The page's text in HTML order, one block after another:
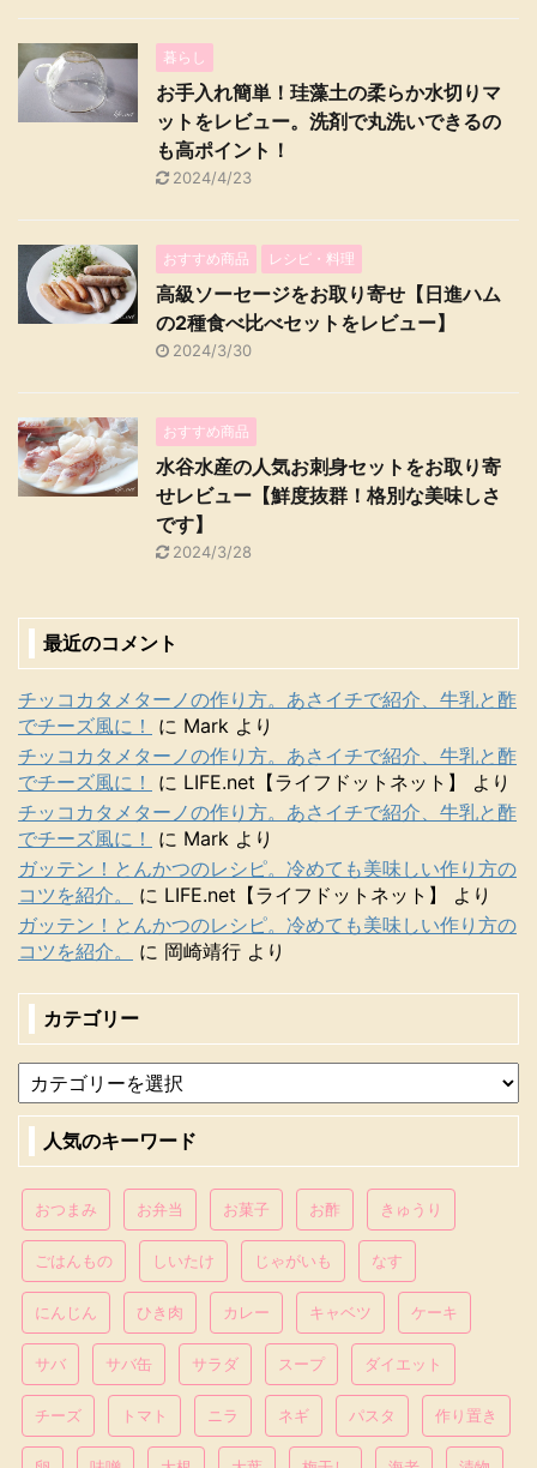
暮らし
お手入れ簡単！珪藻土の柔らか水切りマ
ットをレビュー。洗剤で丸洗いできるの
も高ポイント！
2024/4/23
おすすめ商品 レシピ・料理
高級ソーセージをお取り寄せ【日進ハム
の2種食べ比べセットをレビュー】
2024/3/30
おすすめ商品
水谷水産の人気お刺身セットをお取り寄
せレビュー【鮮度抜群！格別な美味しさ
です】
2024/3/28
最近のコメント
チッコカタメターノの作り方。あさイチで紹介、牛乳と酢
でチーズ風に！
に Mark より
チッコカタメターノの作り方。あさイチで紹介、牛乳と酢
でチーズ風に！
に LIFE.net【ライフドットネット】
より
チッコカタメターノの作り方。あさイチで紹介、牛乳と酢
でチーズ風に！
に Mark より
ガッテン！とんかつのレシピ。冷めても美味しい作り方の
コツを紹介。
に LIFE.net【ライフドットネット】
より
ガッテン！とんかつのレシピ。冷めても美味しい作り方の
コツを紹介。
に 岡崎靖行 より
カテゴリー
人気のキーワード
おつまみ お弁当 お菓子 お酢 きゅうり
ごはんもの しいたけ じゃがいも なす
にんじん ひき肉 カレー キャベツ ケーキ
サバ サバ缶 サラダ スープ ダイエット
チーズ トマト ニラ ネギ パスタ 作り置き